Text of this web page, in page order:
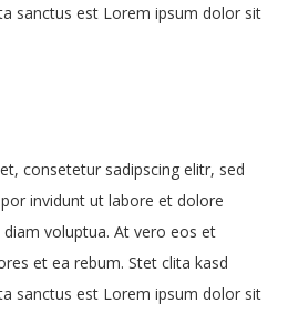
sanctus est Lorem ipsum dolor sit
consetetur sadipscing elitr, sed
invidunt ut labore et dolore
voluptua. At vero eos et
et ea rebum. Stet clita kasd
sanctus est Lorem ipsum dolor sit